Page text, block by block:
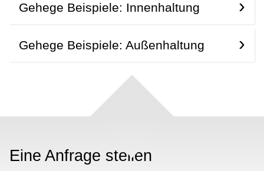
Gehege Beispiele: Innenhaltung
Gehege Beispiele: Außenhaltung
Eine Anfrage stellen